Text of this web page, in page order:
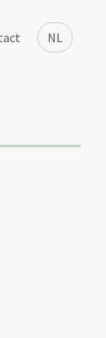
NL